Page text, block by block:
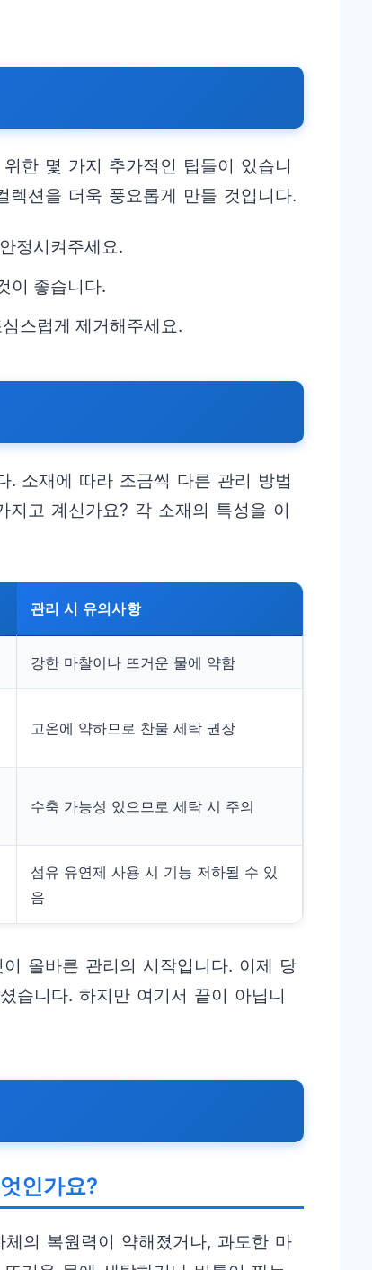
한 몇 가지 추가적인 팁들이 있습니
션을 더욱 풍요롭게 만들 것입니다.
정시켜주세요.
이 좋습니다.
스럽게 제거해주세요.
. 소재에 따라 조금씩 다른 관리 방법
고 계신가요? 각 소재의 특성을 이
관리 시 유의사항
강한 마찰이나 뜨거운 물에 약함
고온에 약하므로 찬물 세탁 권장
수축 가능성 있으므로 세탁 시 주의
섬유 유연제 사용 시 기능 저하될 수 있
음
올바른 관리의 시작입니다. 이제 당
습니다. 하지만 여기서 끝이 아닙니
인가요?
의 복원력이 약해졌거나, 과도한 마